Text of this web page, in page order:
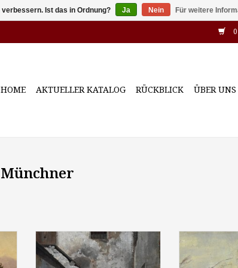
HOME AKTUELLER KATALOG RÜCKBLICK ÜBER UNS
Maler des 19. Jahrhunderts:
"Innenhof", um 1880, Öl auf
Leinwand, 49,5 x 35,5 cm,
Hermann
1933):
Leinwand,
Ist das in Ordnung? Ja Nein Für weitere